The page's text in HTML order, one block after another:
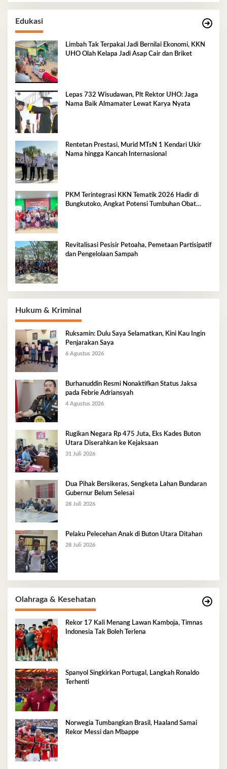
Edukasi
Limbah Tak Terpakai Jadi Bernilai Ekonomi, KKN
UHO Olah Kelapa Jadi Asap Cair dan Briket
Lepas 732 Wisudawan, Plt Rektor UHO: Jaga
Nama Baik Almamater Lewat Karya Nyata
Rentetan Prestasi, Murid MTsN 1 Kendari Ukir
Nama hingga Kancah Internasional
PKM Terintegrasi KKN Tematik 2026 Hadir di
Bungkutoko, Angkat Potensi Tumbuhan Obat
Revitalisasi Pesisir Petoaha, Pemetaan Partisipatif
dan Pengelolaan Sampah
Hukum & Kriminal
Ruksamin: Dulu Saya Selamatkan, Kini Kau Ingin
Penjarakan Saya
6 Agustus 2026
Burhanuddin Resmi Nonaktifkan Status Jaksa
pada Febrie Adriansyah
4 Agustus 2026
Rugikan Negara Rp 475 Juta, Eks Kades Buton
Utara Diserahkan ke Kejaksaan
31 Juli 2026
Dua Pihak Bersikeras, Sengketa Lahan Bundaran
Gubernur Belum Selesai
28 Juli 2026
Pelaku Pelecehan Anak di Buton Utara Ditahan
28 Juli 2026
Olahraga & Kesehatan
Rekor 17 Kali Menang Lawan Kamboja, Timnas
Indonesia Tak Boleh Terlena
Spanyol Singkirkan Portugal, Langkah Ronaldo
Terhenti
Norwegia Tumbangkan Brasil, Haaland Samai
Rekor Messi dan Mbappe